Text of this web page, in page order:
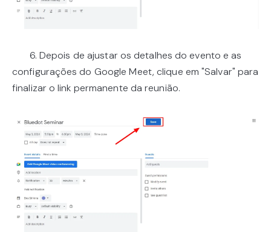
6. Depois de ajustar os detalhes do evento e as
configurações do Google Meet, clique em "Salvar" para
finalizar o link permanente da reunião.